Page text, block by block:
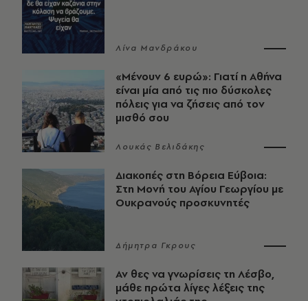
Λίνα Μανδράκου
«Μένουν 6 ευρώ»: Γιατί η Αθήνα
είναι μία από τις πιο δύσκολες
πόλεις για να ζήσεις από τον
μισθό σου
Λουκάς Βελιδάκης
Διακοπές στη Βόρεια Εύβοια:
Στη Μονή του Αγίου Γεωργίου με
Ουκρανούς προσκυνητές
Δήμητρα Γκρους
Αν θες να γνωρίσεις τη Λέσβο,
μάθε πρώτα λίγες λέξεις της